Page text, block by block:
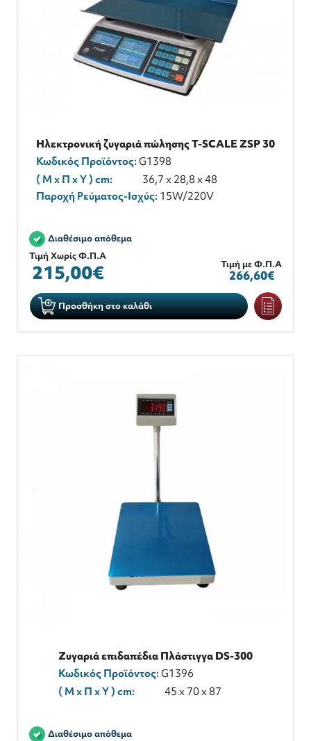
Ηλεκτρονική ζυγαριά πώλησης T-SCALE ZSP 30
Κωδικός Προϊόντος:G1398
( M x Π x Y ) cm:
36,7 x 28,8 x 48
Παροχή Ρεύματος-Ισχύς: 15W/220V
Διαθέσιμο απόθεμα
Τιμή Χωρίς Φ.Π.Α
215,00€ Τιμή με Φ.Π.Α
266,60€
Προσθήκη στο καλάθι
Ζυγαριά επιδαπέδια Πλάστιγγα DS-300
Κωδικός Προϊόντος:G1396
( M x Π x Y ) cm:
45 x 70 x 87
Διαθέσιμο απόθεμα